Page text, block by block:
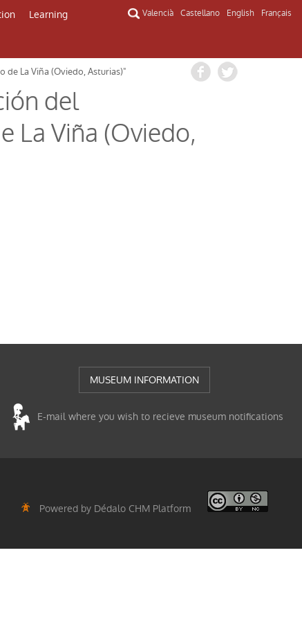
Learning Valencià Castellano English Français
La Viña (Oviedo, Asturias)"
del
La Viña (Oviedo,
MUSEUM INFORMATION
E-mail where you wish to recieve museum notifications
Powered by Dédalo CHM Platform